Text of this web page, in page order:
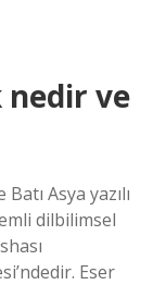
nedir ve
Asya yazılı
dilbilimsel
Eser